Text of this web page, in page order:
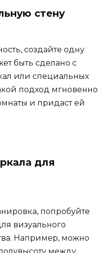
стену
создайте одну
быть сделано с
или специальных
подход мгновенно
и придаст ей
для
попробуйте
визуального
Например, можно